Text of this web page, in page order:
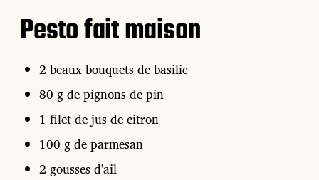
n
Pesto fait maison
2 beaux bouquets de basilic
80 g de pignons de pin
1 filet de jus de citron
100 g de parmesan
2 gousses d'ail